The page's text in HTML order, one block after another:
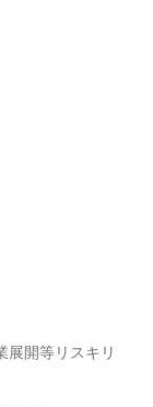
展開等リスキリ